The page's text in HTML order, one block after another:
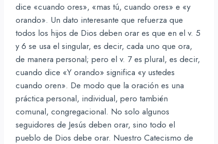
dice «cuando ores», «mas tú, cuando ores» e «y
orando». Un dato interesante que refuerza que
todos los hijos de Dios deben orar es que en el v. 5
y 6 se usa el singular, es decir, cada uno que ora,
de manera personal; pero el v. 7 es plural, es decir,
cuando dice «Y orando» significa «y ustedes
cuando oren». De modo que la oración es una
práctica personal, individual, pero también
comunal, congregacional. No solo algunos
seguidores de Jesús deben orar, sino todo el
pueblo de Dios debe orar. Nuestro Catecismo de